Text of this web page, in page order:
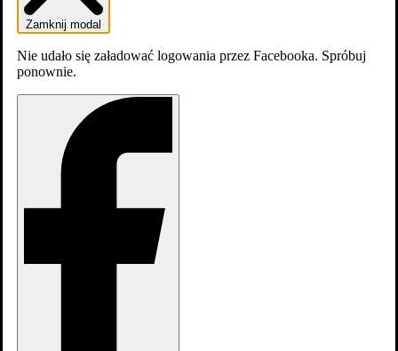
Scenariusz
Średnia
Street Fighter. Uliczny wojownik
Kontrola bezpieczeństwa
Zamknij modal
Nie udało się załadować logowania przez Facebooka. Spróbuj
ponownie.